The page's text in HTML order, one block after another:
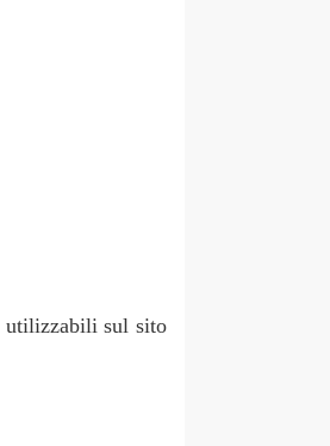
utilizzabili sul sito